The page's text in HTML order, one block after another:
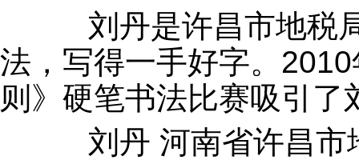
刘丹是许昌市地税局
法，写得一手好字。
则》硬笔书法比赛吸引了
刘丹 河南省许昌市